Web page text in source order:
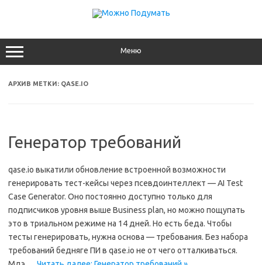
Меню
АРХИВ МЕТКИ: QASE.IO
Генератор требований
qase.io выкатили обновление встроенной возможности
генерировать тест-кейсы через псевдоинтеллект — AI Test
Case Generator. Оно постоянно доступно только для
подписчиков уровня выше Business plan, но можно пощупать
это в триальном режиме на 14 дней. Но есть беда. Чтобы
тесты генерировать, нужна основа — требования. Без набора
требований бедняге ПИ в qase.io не от чего отталкиваться.